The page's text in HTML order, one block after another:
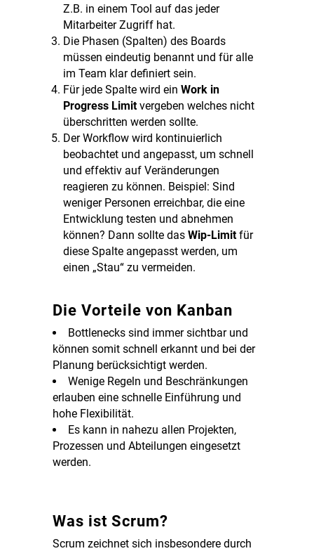
Z.B. in einem Tool auf das jeder
Mitarbeiter Zugriff hat.
Die Phasen (Spalten) des Boards
müssen eindeutig benannt und für alle
im Team klar definiert sein.
Für jede Spalte wird ein Work in
Progress Limitvergeben welches nicht
überschritten werden sollte.
Der Workflow wird kontinuierlich
beobachtet und angepasst, um schnell
und effektiv auf Veränderungen
reagieren zu können. Beispiel: Sind
weniger Personen erreichbar, die eine
Entwicklung testen und abnehmen
können? Dann sollte das Wip-Limitfür
diese Spalte angepasst werden, um
einen „Stau“ zu vermeiden.
Die Vorteile von Kanban
Bottlenecks sind immer sichtbar und
können somit schnell erkannt und bei der
Planung berücksichtigt werden.
Wenige Regeln und Beschränkungen
erlauben eine schnelle Einführung und
hohe Flexibilität.
Es kann in nahezu allen Projekten,
Prozessen und Abteilungen eingesetzt
werden.
Was ist Scrum?
Scrum zeichnet sich insbesondere durch